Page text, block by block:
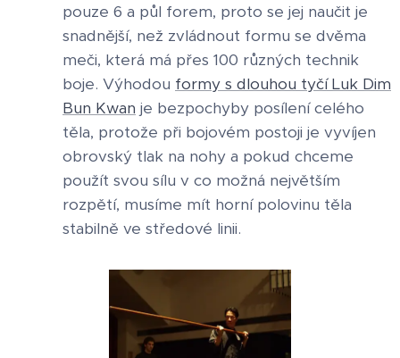
pouze 6 a půl forem, proto se jej naučit je
snadnější, než zvládnout formu se dvěma
meči, která má přes 100 různých technik
boje. Výhodou formy s dlouhou tyčí Luk Dim
Bun Kwan je bezpochyby posílení celého
těla, protože při bojovém postoji je vyvíjen
obrovský tlak na nohy a pokud chceme
použít svou sílu v co možná největším
rozpětí, musíme mít horní polovinu těla
stabilně ve středové linii.